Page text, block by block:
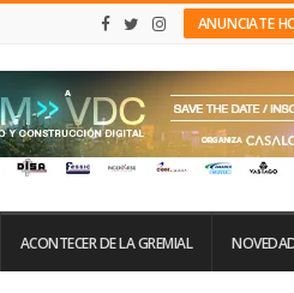
ANUNCIATE
ACONTECER DE LA GREMIAL